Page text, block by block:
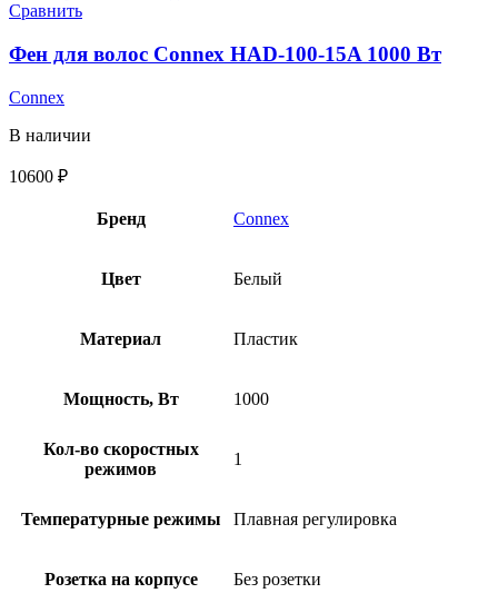
Сравнить
Фен для волос Connex HAD-100-15A 1000 Вт
Connex
В наличии
10600 ₽
Бренд Connex
Цвет Белый
Материал Пластик
Мощность, Вт 1000
Кол-во скоростных
режимов
1
Температурные режимы Плавная регулировка
Розетка на корпусе Без розетки